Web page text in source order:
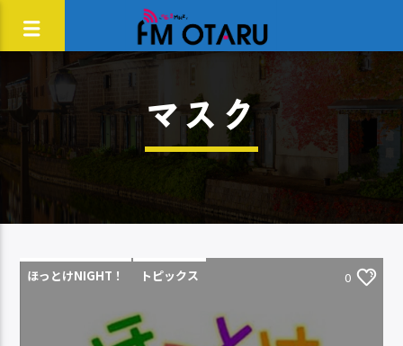
マスク
ほっとけNIGHT！ トピックス 0